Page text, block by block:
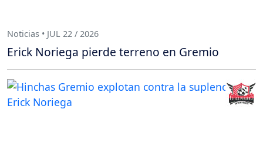
Noticias • JUL 22 / 2026
Erick Noriega pierde terreno en Gremio